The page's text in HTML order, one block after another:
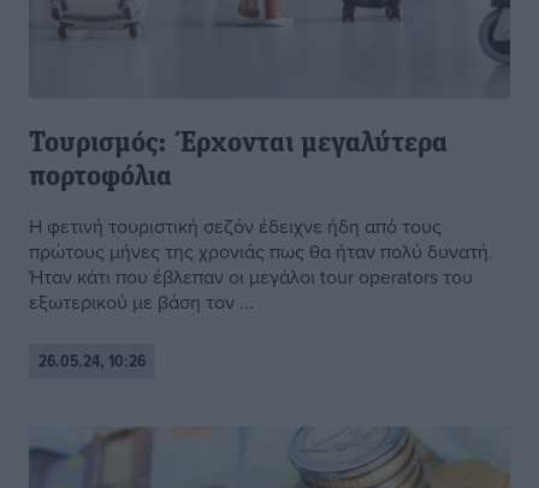
Τουρισμός: Έρχονται μεγαλύτερα
πορτοφόλια
Η φετινή τουριστική σεζόν έδειχνε ήδη από τους
πρώτους μήνες της χρονιάς πως θα ήταν πολύ δυνατή.
Ήταν κάτι που έβλεπαν οι μεγάλοι tour operators του
εξωτερικού με βάση τον ...
26.05.24, 10:26